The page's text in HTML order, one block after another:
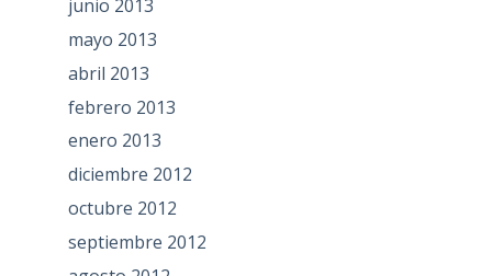
junio 2013
mayo 2013
abril 2013
febrero 2013
enero 2013
diciembre 2012
octubre 2012
septiembre 2012